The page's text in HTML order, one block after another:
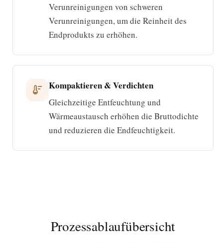
Verunreinigungen von schweren
Verunreinigungen, um die Reinheit des
Endprodukts zu erhöhen.
thermostat Kompaktieren & Verdichten
Gleichzeitige Entfeuchtung und
Wärmeaustausch erhöhen die Bruttodichte
und reduzieren die Endfeuchtigkeit.
Prozessablaufübersicht